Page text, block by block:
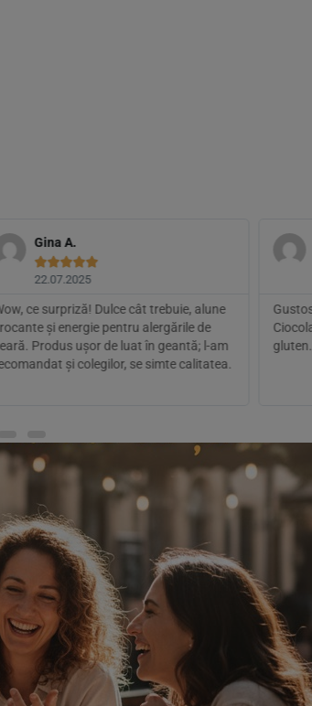
Gina A.

22.07.2025
ce surpriză! Dulce cât trebuie, alune
și energie pentru alergările de
Produs ușor de luat în geantă; l-am
și colegilor, se simte calitatea.